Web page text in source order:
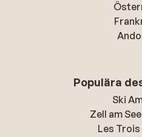
Populära
Ski
Zell am
Les Trois